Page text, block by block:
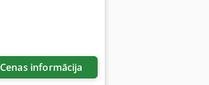
Cenas informācija